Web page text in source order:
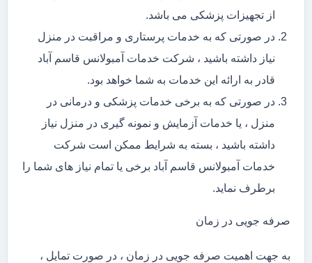
از تجهیزات پزشکی می باشد.
در صورتی که به خدمات پرستاری و مراقبت در منزل
نیاز داشته باشید ، شرکت خدمات آمبولانس قاسم آباد
قادر به ارائه این خدمات به شما خواهد بود.
در صورتی که به برخی خدمات پزشکی و درمانی در
منزل ، یا خدمات آزمایش و نمونه گیری در منزل نیاز
داشته باشید ، بسته به شرایط ممکن است شرکت
خدمات آمبولانس قاسم آباد برخی یا تمام نیاز های شما را
برطرف نماید.
صرفه جویی در زمان
به جهت اهمیت صرفه جویی در زمان ، در صورت تمایل ،